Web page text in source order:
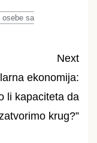
osebe sa
Next
ekonomija:
li kapaciteta da
krug?”